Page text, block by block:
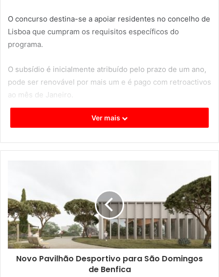
O concurso destina-se a apoiar residentes no concelho de
Lisboa que cumpram os requisitos específicos do
programa.
O subsídio é inicialmente atribuído pelo prazo de um ano,
pode ser renovável por mais um e é pago com retroactivos
ao mês de Janeiro.
Mais informações e candidaturas no site da
Ver mais
Novo Pavilhão Desportivo para São Domingos
de Benfica